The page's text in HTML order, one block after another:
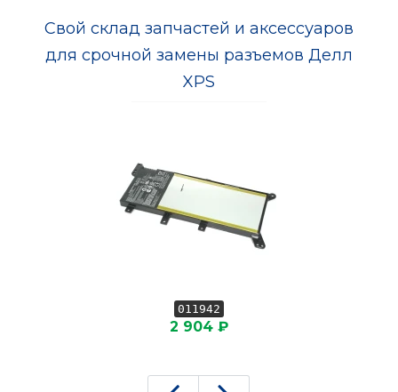
Свой склад запчастей и аксессуаров
для срочной замены разъемов Делл
XPS
011942
2 904 ₽